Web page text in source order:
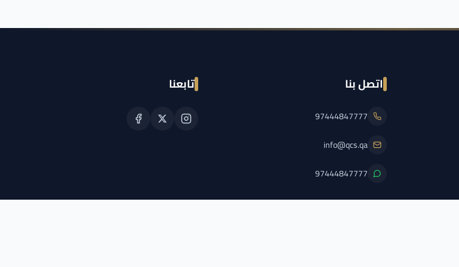
اتصل بنا
97444847777
info@qcs.qa
97444847777
تابعنا